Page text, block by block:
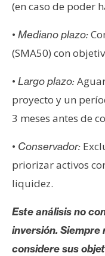
(en caso de poder
• Mediano plazo:
(SMA50) con
• Largo plazo:
proyecto y un
3 meses antes de
• Conservador:
priorizar activos
liquidez.
Este análisis no
inversión. Siempre
considere sus